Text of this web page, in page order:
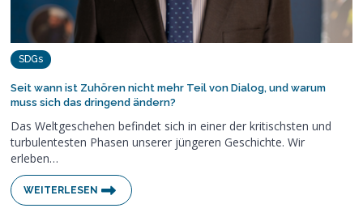
SDGs
Seit wann ist Zuhören nicht mehr Teil von Dialog, und warum
muss sich das dringend ändern?
Das Weltgeschehen befindet sich in einer der kritischsten und
turbulentesten Phasen unserer jüngeren Geschichte. Wir
erleben…
WEITERLESEN